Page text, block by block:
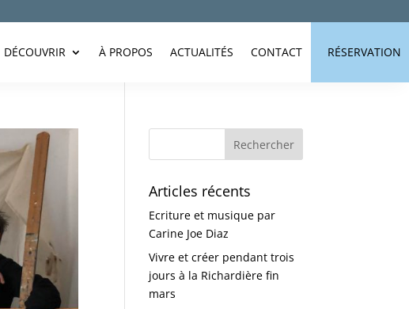
DÉCOUVRIR À PROPOS ACTUALITÉS CONTACT RÉSERVATION
Articles récents
Ecriture et musique par
Carine Joe Diaz
Vivre et créer pendant trois
jours à la Richardière fin
mars